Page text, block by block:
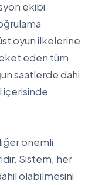
ekibi
oyun ilkelerine
eden tüm
saatlerde dahi
içerisinde
önemli
Sistem, her
olabilmesini